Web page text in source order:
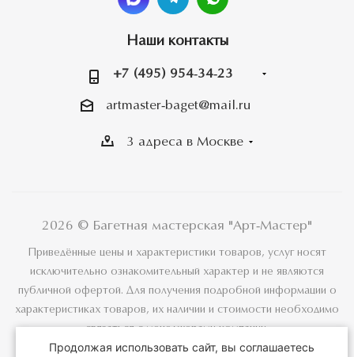
Наши контакты
+7 (495) 954-34-23
artmaster-baget@mail.ru
3 адреса в Москве
2026 © Багетная мастерская "Арт-Мастер"
Приведённые цены и характеристики товаров, услуг носят
исключительно ознакомительный характер и не являются
публичной офертой. Для получения подробной информации о
характеристиках товаров, их наличии и стоимости необходимо
связаться с менеджерами компании.
Продолжая использовать сайт, вы соглашаетесь